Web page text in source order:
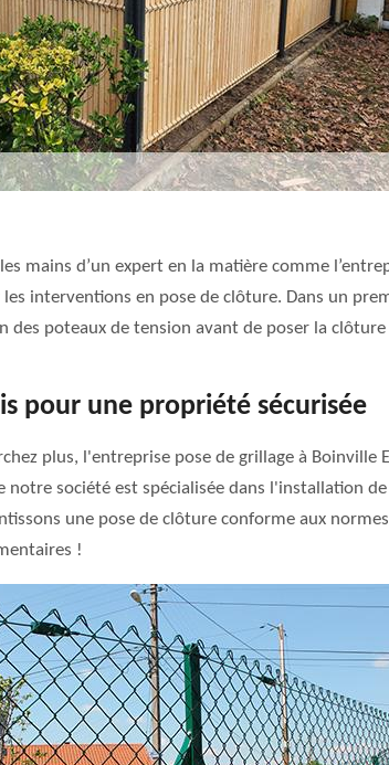
mains d’un expert en la matière comme
interventions en pose de clôture. Dans un
des poteaux de tension avant de poser la
pour une propriété sécurisée
plus, l'entreprise pose de grillage à Boinville
notre société est spécialisée dans l'installation de
une pose de clôture conforme aux
!